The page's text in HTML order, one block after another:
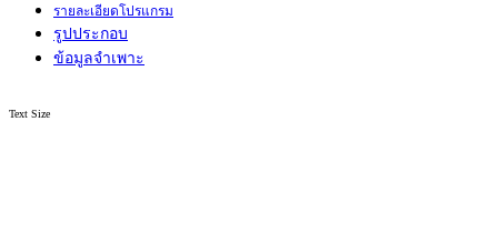
รายละเอียดโปรแกรม
รูปประกอบ
ข้อมูลจำเพาะ
Text Size